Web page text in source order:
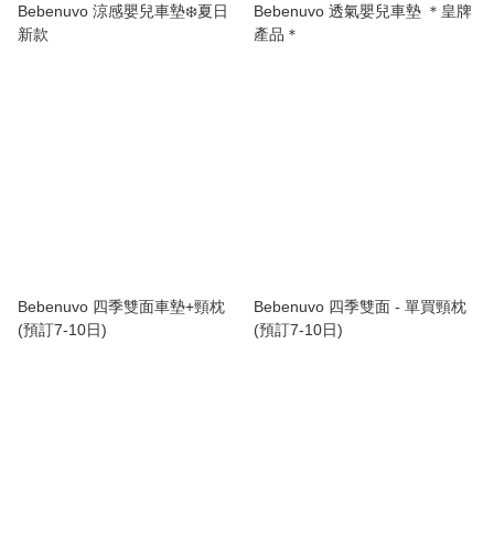
Bebenuvo 涼感嬰兒車墊❄️夏日
新款
Bebenuvo 透氣嬰兒車墊 ＊皇牌
產品＊
Bebenuvo 四季雙面車墊+頸枕
(預訂7-10日)
Bebenuvo 四季雙面 - 單買頸枕
(預訂7-10日)